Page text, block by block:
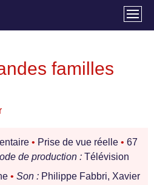
familles
• Prise de vue réelle • 67
de production : Télévision
• Son : Philippe Fabbri, Xavier